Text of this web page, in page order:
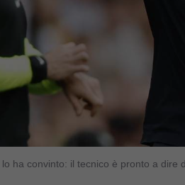
ha convinto: il tecnico è pronto a dire